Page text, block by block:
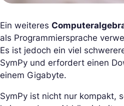
Ein weiteres
als Programmiersprache
Es ist jedoch ein viel
SymPy und erfordert einen
einem Gigabyte.
SymPy ist nicht nur kompakt,